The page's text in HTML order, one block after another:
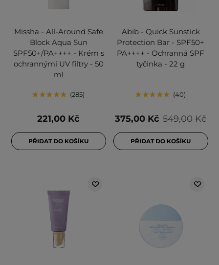
Missha - All-Around Safe
Block Aqua Sun
SPF50+/PA++++ - Krém s
ochrannými UV filtry - 50
ml
285
221,00 Kč
PŘIDAT DO KOŠÍKU
Abib - Quick Sunstick
Protection Bar - SPF50+
PA++++ - Ochranná SPF
tyčinka - 22 g
40
549,00 Kč
375,00 Kč
PŘIDAT DO KOŠÍKU